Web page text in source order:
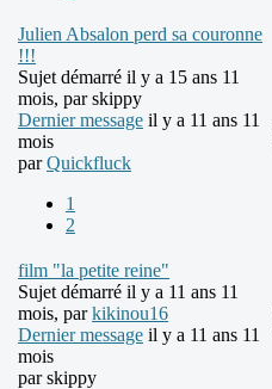
Julien Absalon perd sa couronne
!!!
Sujet démarré il y a 15 ans 11
mois, parskippy
Dernier message il y a 11 ans 11
mois
parQuickfluck
1
2
film "la petite reine"
Sujet démarré il y a 11 ans 11
mois, parkikinou16
Dernier message il y a 11 ans 11
mois
parskippy